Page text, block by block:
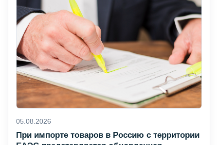
05.08.2026
При импорте товаров в Россию с территории